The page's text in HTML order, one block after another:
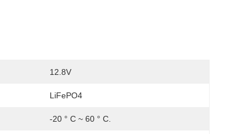
12.8V
LiFePO4
-20 ° C ~ 60 ° C.